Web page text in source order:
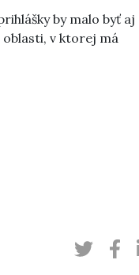
by malo byť aj
v ktorej má